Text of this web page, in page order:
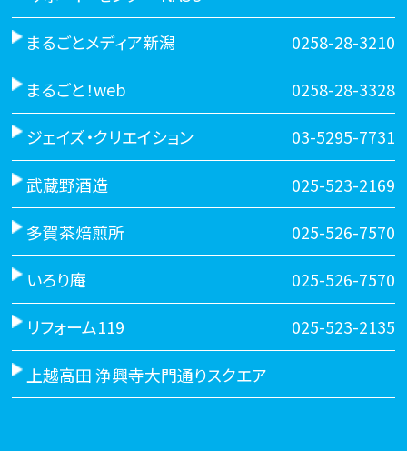
まるごとメディア新潟 0258-28-3210
まるごと！web 0258-28-3328
ジェイズ・クリエイション 03-5295-7731
武蔵野酒造 025-523-2169
多賀茶焙煎所 025-526-7570
いろり庵 025-526-7570
リフォーム119 025-523-2135
上越高田 浄興寺大門通りスクエア